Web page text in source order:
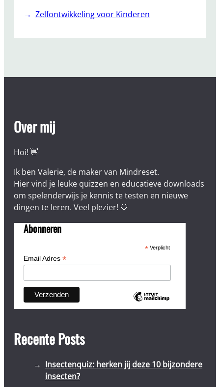
Zelfontwikkeling voor Kinderen
Over mij
Hoi! 👋
Ik ben Valerie, de maker van Mindreset.
Hier vind je leuke quizzen en educatieve downloads
om spelenderwijs je kennis te testen en nieuwe
dingen te leren. Veel plezier! 🤍
Abonneren
*Verplicht
Email Adres *
Recente Posts
Insectenquiz: herken jij deze 10 bijzondere
insecten?